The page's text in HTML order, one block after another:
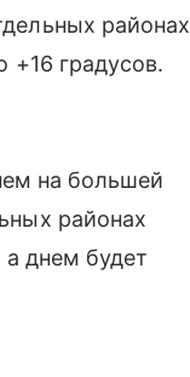
районах
градусов.
на большей
районах
а днем будет